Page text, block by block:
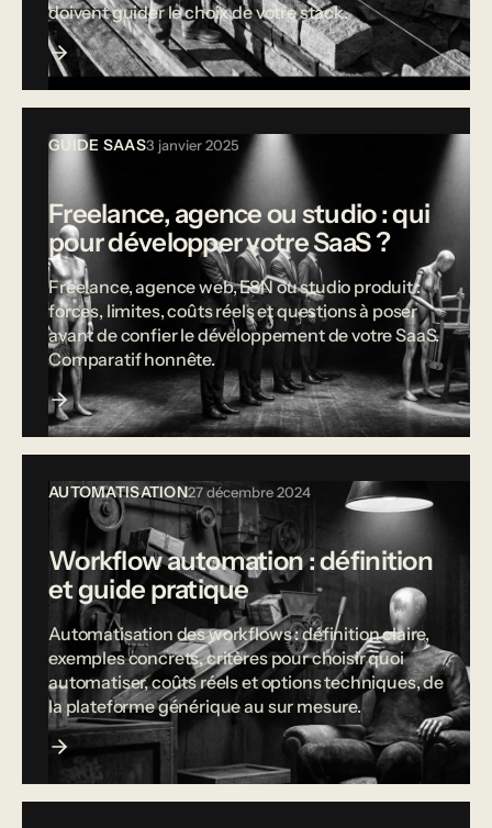
doivent guider le choix de votre stack.
GUIDE SAAS3 janvier 2025
Freelance, agence ou studio : qui
pour développer votre SaaS ?
Freelance, agence web, ESN ou studio produit :
forces, limites, coûts réels et questions à poser
avant de confier le développement de votre SaaS.
Comparatif honnête.
AUTOMATISATION27 décembre 2024
Workflow automation : définition
et guide pratique
Automatisation des workflows : définition claire,
exemples concrets, critères pour choisir quoi
automatiser, coûts réels et options techniques, de
la plateforme générique au sur mesure.